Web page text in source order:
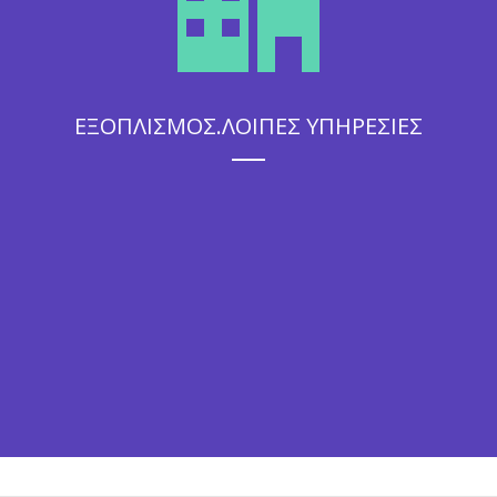
ΕΞΟΠΛΙΣΜΟΣ.ΛΟΙΠΕΣ ΥΠΗΡΕΣΙΕΣ